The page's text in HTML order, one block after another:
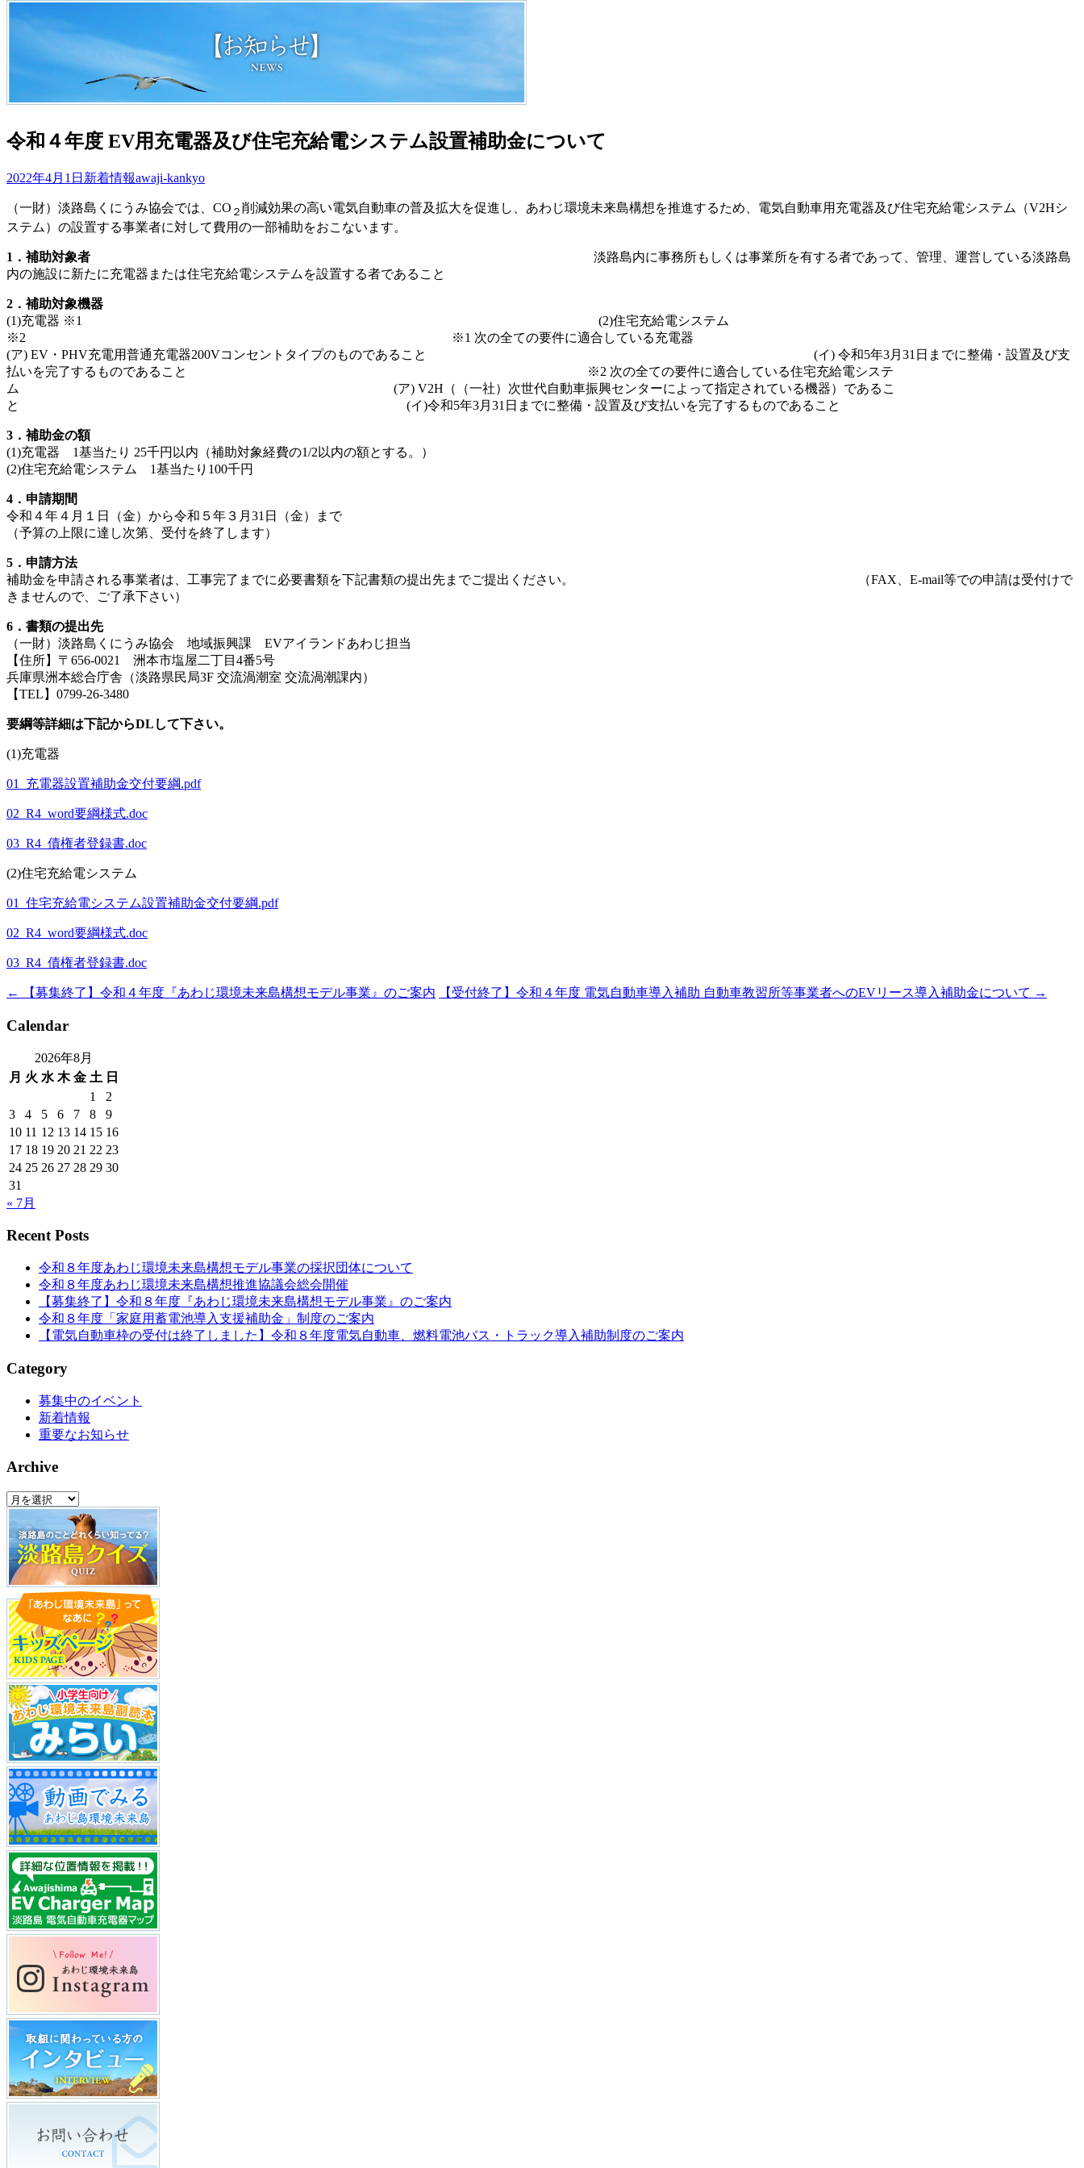
令和４年度 EV用充電器及び住宅充給電システム設置補助金について
2022年4月1日 新着情報awaji-kankyo
（一財）淡路島くにうみ協会では、CO ２ 削減効果の高い電気自動車の普及拡大を促進し、あわじ環境未来島構想を推進するため、電気自動車用充電器及び住宅充給電システム（V2Hシ
ステム）の設置する事業者に対して費用の一部補助をおこないます。
1．補助対象者 淡路島内に事務所もしくは事業所を有する者であって、管理、運営している淡路島
内の施設に新たに充電器または住宅充給電システムを設置する者であること
2 ．補助対象機器
(1)充電器 ※1 (2)住宅充給電システム
※2 ※1 次の全ての要件に適合している充電器
(ア) EV・PHV充電用普通充電器200Vコンセントタイプのものであること (イ) 令和5年3月31日までに整備・設置及び支
払いを完了するものであること ※2 次の全ての要件に適合している住宅充給電システ
ム (ア) V2H（（一社）次世代自動車振興センターによって指定されている機器）であるこ
と (イ)令和5年3月31日までに整備・設置及び支払いを完了するものであること
3．補助金の額
(1)充電器 1基当たり 25千円以内（補助対象経費の1/2以内の額とする。）
(2)住宅充給電システム 1基当たり100千円
4．申請期間
令和４年４月１日（金）から令和５年３月31日（金）まで
（予算の上限に達し次第、受付を終了します）
5．申請方法
補助金を申請される事業者は、工事完了までに必要書類を下記書類の提出先までご提出ください。 （FAX、E-mail等での申請は受付けで
きませんので、ご了承下さい）
6．書類の提出先
（一財）淡路島くにうみ協会 地域振興課 EVアイランドあわじ担当
【住所】〒656-0021 洲本市塩屋二丁目4番5号
兵庫県洲本総合庁舎（淡路県民局3F 交流渦潮室 交流渦潮課内）
【TEL】0799-26-3480
要綱等詳細は下記からDLして下さい。
(1)充電器
01_充電器設置補助金交付要綱.pdf
02_R4_word要綱様式.doc
03_R4_債権者登録書.doc
(2)住宅充給電システム
01_住宅充給電システム設置補助金交付要綱.pdf
02_R4_word要綱様式.doc
03_R4_債権者登録書.doc
投
稿
ビ
ー
シ
ョ
ン
← 【募集終了】令和４年度『あわじ環境未来島構想モデル事業』のご案内 【受付終了】令和４年度 電気自動車導入補助 自動車教習所等事業者へのEVリース導入補助金について →
Calendar
2026年8月
月 火 水 木 金 土 日
1
2
3
4 5 6 7 8
9
10 11 12 13 14 15 16
17 18 19 20 21 22 23
24 25 26 27 28 29 30
31
« 7月
Recent Posts
令和８年度あわじ環境未来島構想モデル事業の採択団体について
令和８年度あわじ環境未来島構想推進協議会総会開催
【募集終了】令和８年度『あわじ環境未来島構想モデル事業』のご案内
令和８年度「家庭用蓄電池導入支援補助金」制度のご案内
【電気自動車枠の受付は終了しました】令和８年度電気自動車、燃料電池バス・トラック導入補助制度のご案内
Category
募集中のイベント
新着情報
重要なお知らせ
Archive
Archive